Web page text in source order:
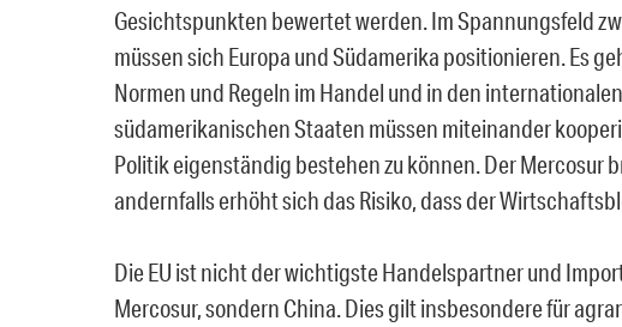
Gesichtspunkten bewertet werden. Im Spannungsfeld
müssen sich Europa und Südamerika positionieren. Es
Normen und Regeln im Handel und in den
südamerikanischen Staaten müssen miteinander
Politik eigenständig bestehen zu können. Der Mercosur
andernfalls erhöht sich das Risiko, dass der
Die EU ist nicht der wichtigste Handelspartner und
Mercosur, sondern China. Dies gilt insbesondere für